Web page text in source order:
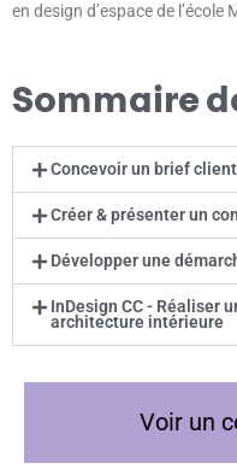
en design d’espace de l’école
Sommaire
Concevoir un brief
Créer & présenter un
Développer une
InDesign CC - Réaliser
architecture intérieure
Voir un